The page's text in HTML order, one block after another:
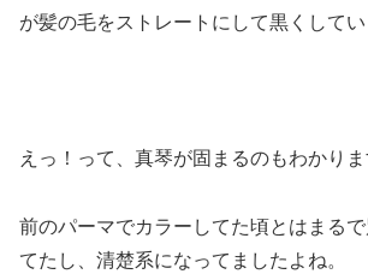
が髪の毛をストレートにして黒くしてい
えっ！って、真琴が固まるのもわかりま
前のパーマでカラーしてた頃とはまる
てたし、清楚系になってましたよね。